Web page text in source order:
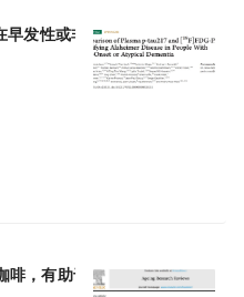
发性或非典型性痴呆症患者中
啡，有助于延长寿命，提高生命